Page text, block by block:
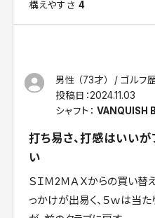
構えやすさ 4
男性 （73才） ゴルフ
投稿日：2024.11.03
シャフト： VANQUISH
打ち易さ、打感はいい
い
ＳＩＭ2ＭＡＸからの買い替
っかけが出易く、５ｗは当